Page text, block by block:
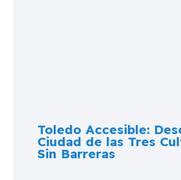
Toledo Accesible:
Ciudad de las Tres
Sin Barreras